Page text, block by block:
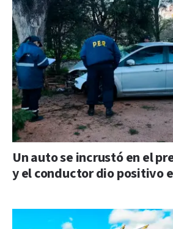
Un auto se incrustó en el
y el conductor dio positivo